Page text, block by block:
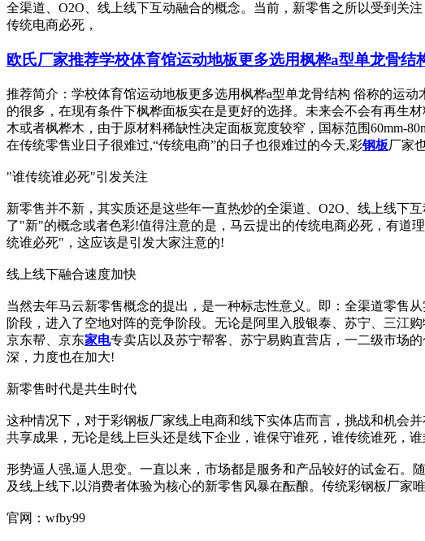
全渠道、O2O、线上线下互动融合的概念。当前，新零售之所以受到关
传统电商必死，
欧氏厂家推荐学校体育馆运动地板更多选用枫桦a型单龙骨结
推荐简介：学校体育馆运动地板更多选用枫桦a型单龙骨结构 俗称的运
的很多，在现有条件下枫桦面板实在是更好的选择。未来会不会有再生
木或者枫桦木，由于原材料稀缺性决定面板宽度较窄，国标范围60mm-
在传统零售业日子很难过,“传统电商”的日子也很难过的今天,彩钢板厂家
"谁传统谁必死"引发关注
新零售并不新，其实质还是这些年一直热炒的全渠道、O2O、线上线下
了"新"的概念或者色彩!值得注意的是，马云提出的传统电商必死，有道
统谁必死"，这应该是引发大家注意的!
线上线下融合速度加快
当然去年马云新零售概念的提出，是一种标志性意义。即：全渠道零售
阶段，进入了空地对阵的竞争阶段。无论是阿里入股银泰、苏宁、三江
京东帮、京东家电专卖店以及苏宁帮客、苏宁易购直营店，一二级市场
深，力度也在加大!
新零售时代是共生时代
这种情况下，对于彩钢板厂家线上电商和线下实体店而言，挑战和机会
共享成果，无论是线上巨头还是线下企业，谁保守谁死，谁传统谁死，
形势逼人强,逼人思变。一直以来，市场都是服务和产品较好的试金石
及线上线下,以消费者体验为核心的新零售风暴在酝酿。传统彩钢板厂
官网：wfby99